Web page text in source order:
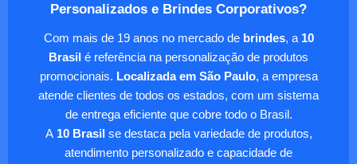
Personalizados e Brindes Corporativos?
Com mais de 19 anos no mercado de brindes, a 10
Brasil é referência na personalização de produtos
promocionais. Localizada em São Paulo, a empresa
atende clientes de todos os estados, com um sistema
de entrega eficiente que cobre todo o Brasil.
A10 Brasilse destaca pela variedade de produtos,
atendimento personalizado e capacidade de